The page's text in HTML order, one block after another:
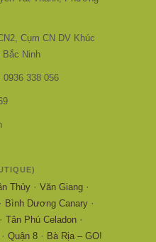
Cụm CN DV Khúc
Bắc Ninh
0936 338 056
Thủy · Văn Giang ·
· Bình Dương Canary ·
· Tân Phú Celadon ·
· Quận 8 · Bà Rịa – GO!